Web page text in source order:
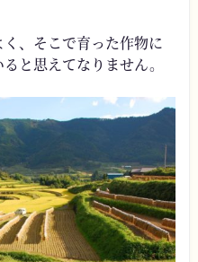
、そこで育った作物に
と思えてなりません。